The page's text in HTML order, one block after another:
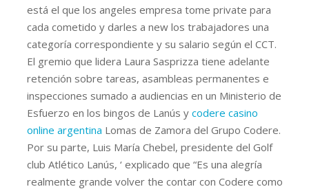
está el que los angeles empresa tome private para
cada cometido y darles a new los trabajadores una
categoría correspondiente y su salario según el CCT.
El gremio que lidera Laura Sasprizza tiene adelante
retención sobre tareas, asambleas permanentes e
inspecciones sumado a audiencias en un Ministerio de
Esfuerzo en los bingos de Lanús y codere casino
online argentina Lomas de Zamora del Grupo Codere.
Por su parte, Luis María Chebel, presidente del Golf
club Atlético Lanús, ‘ explicado que “Es una alegría
realmente grande volver the contar con Codere como